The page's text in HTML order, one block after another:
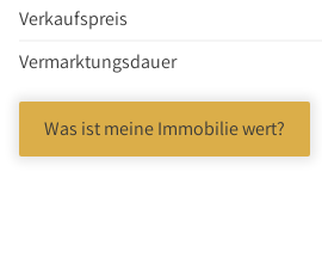
Immobilienangebote
Immobilienmarkt
Services
Verkaufspreis
Vermarktungsdauer
Was ist meine Immobilie wert?